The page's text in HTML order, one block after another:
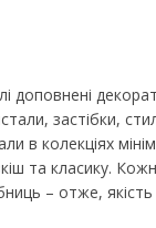
доповнені
застібки,
в колекціях
та класику.
– отже,